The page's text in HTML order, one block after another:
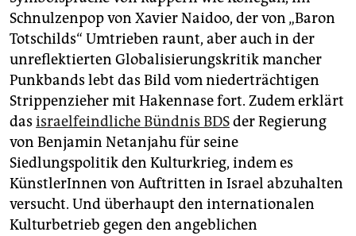
Schnulzenpop von Xavier Naidoo, der von „Baron
Totschilds“ Umtrieben raunt, aber auch in der
unreflektierten Globalisierungskritik mancher
Punkbands lebt das Bild vom niederträchtigen
Strippenzieher mit Hakennase fort. Zudem erklärt
das israelfeindliche Bündnis BDSder Regierung
von Benjamin Netanjahu für seine
Siedlungspolitik den Kulturkrieg, indem es
KünstlerInnen von Auftritten in Israel abzuhalten
versucht. Und überhaupt den internationalen
Kulturbetrieb gegen den angeblichen